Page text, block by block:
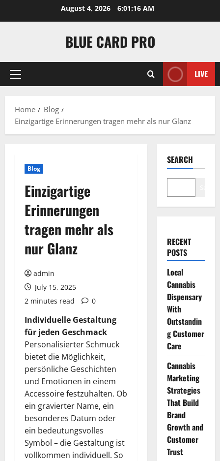
August 4, 2026 6:01:16 AM
BLUE CARD PRO
Primary
LIVE
Home
Blog
Einzigartige Erinnerungen tragen mehr als nur Glanz
Blog
Einzigartige
Erinnerungen
tragen mehr als
nur Glanz
admin
July 15, 2025
2 minutes read
0
Individuelle Gestaltung
für jeden Geschmack
Personalisierter Schmuck
bietet die Möglichkeit,
persönliche Geschichten
und Emotionen in einem
Accessoire festzuhalten. Ob
ein gravierter Name, ein
besonderes Datum oder
ein bedeutungsvolles
Symbol – die Gestaltung ist
vollkommen individuell. So
SEARCH
RECENT
POSTS
Local
Cannabis
Dispensary
With
Outstandin
g Customer
Care
Cannabis
Marketing
Strategies
That Build
Brand
Growth and
Customer
Trust